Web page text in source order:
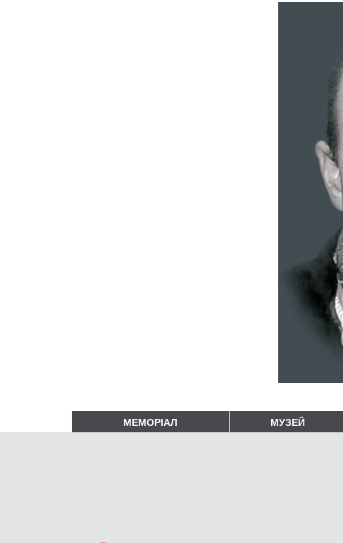
МЕМОРІАЛ МУЗЕЙ